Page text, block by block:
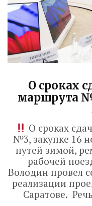
О сроках
маршрута
О сроках
№3, закупке 16
путей зимой,
рабочей
Володин провел
реализации
Саратове.
РАБОТЫ